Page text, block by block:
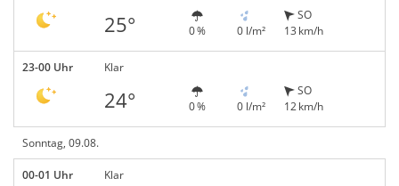
25° 0 % 0 l/m²
SO
13 km/h
23-00 Uhr Klar
24° 0 % 0 l/m²
SO
12 km/h
Sonntag, 09.08.
00-01 Uhr Klar